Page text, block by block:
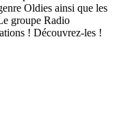
Oldies ainsi que les
groupe Radio
! Découvrez-les !